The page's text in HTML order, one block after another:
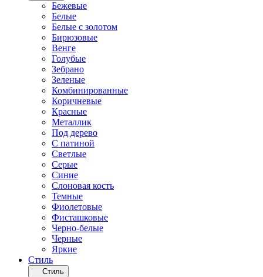
Бежевые
Белые
Белые с золотом
Бирюзовые
Венге
Голубые
Зебрано
Зеленые
Комбинированные
Коричневые
Красные
Металлик
Под дерево
С патиной
Светлые
Серые
Синие
Слоновая кость
Темные
Фиолетовые
Фисташковые
Черно-белые
Черные
Яркие
Стиль
Стиль